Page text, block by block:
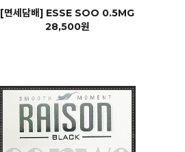
[면세담배] ESSE SOO 0.5MG
28,500원